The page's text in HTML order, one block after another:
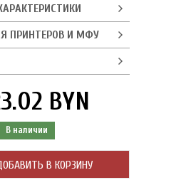
ПРИНТЕРОВ И МФУ
BYN
В наличии
В КОРЗИНУ